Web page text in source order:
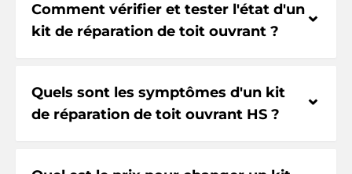
Comment vérifier et tester l'état d'un
kit de réparation de toit ouvrant ?
⌃
Quels sont les symptômes d'un kit
de réparation de toit ouvrant HS ?
⌃